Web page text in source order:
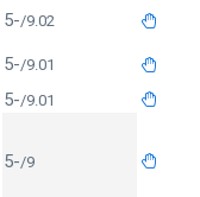
5-/9.02
5-/9.01
5-/9.01
5-/9